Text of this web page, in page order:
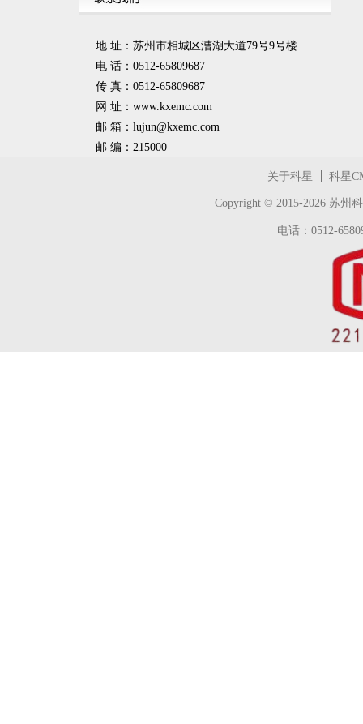
地 址：苏州市相城区漕湖大道79号9号楼
电 话：0512-65809687
传 真：0512-65809687
网 址：www.kxemc.com
邮 箱： lujun@kxemc.com
邮 编：215000
关于科星 科星
Copyright © 2015-2026 苏州
电话：0512-